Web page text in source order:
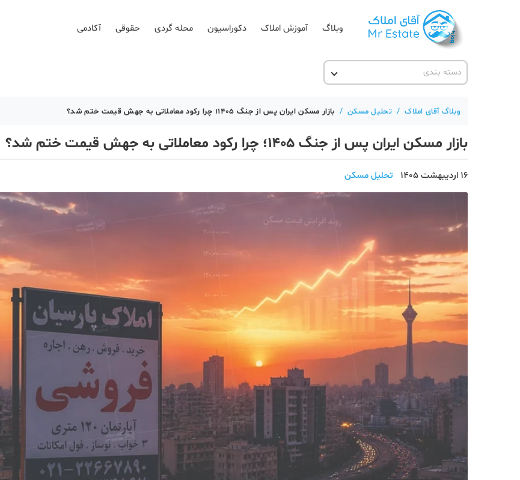
وبلاگ آموزش املاک دکوراسیون محله گردی حقوقی آکادمی
دسته بندی
آقای مشاور املاک
آموزش پلتفرم آقای املاک
اخبار مسکن
تحلیل مسکن
حقوقی
دکوراسیون
صنعت ساختمان
محله گردی
معماری
همایش و نمایشگاه
وبلاگ آقای املاک / تحلیل مسکن / بازار مسکن ایران پس از جنگ ۱۴۰۵؛ چرا رکود معاملاتی به جهش قیمت ختم شد؟
بازار مسکن ایران پس از جنگ ۱۴۰۵؛ چرا رکود معاملاتی به جهش قیمت ختم شد؟
16 اردیبهشت 1405 تحلیل مسکن